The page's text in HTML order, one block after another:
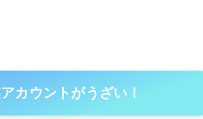
カウントがうざい！